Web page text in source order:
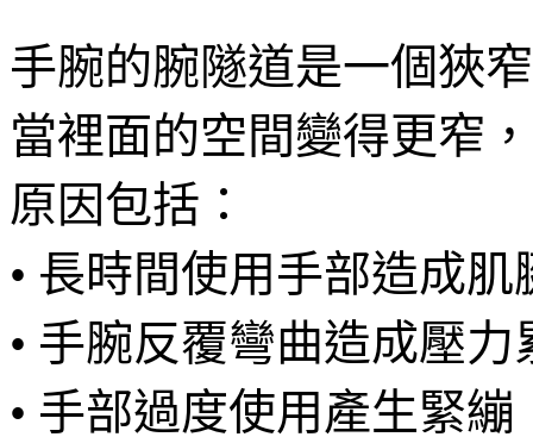
手腕的腕隧道是一個狹
當裡面的空間變得更窄
原因包括：
• 長時間使用手部造成肌
• 手腕反覆彎曲造成壓力
• 手部過度使用產生緊繃